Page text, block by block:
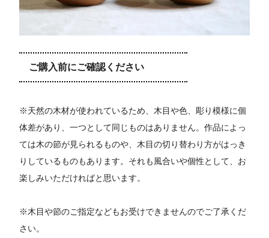
ご購入前にご確認ください
※天然の木材が使われているため、木目や色、彫り模様に個
体差があり、一つとして同じものはありません。作品によっ
ては木の節が見られるものや、木目の切り替わり方がはっき
りしているものもあります。それも風合いや個性として、お
楽しみいただければと思います。
※木目や節のご指定などもお受けできませんのでご了承くだ
さい。